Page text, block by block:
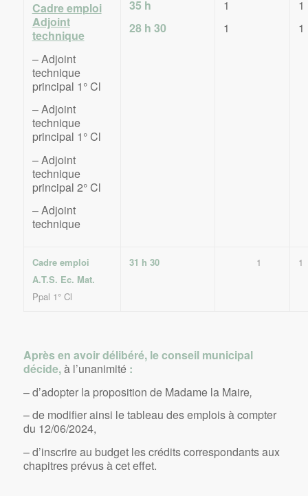
Cadre emploi
Adjoint
technique
– Adjoint
technique
principal 1° Cl
– Adjoint
technique
principal 1° Cl
– Adjoint
technique
principal 2° Cl
– Adjoint
technique
35 h
28 h 30
1
1
1
1
Cadre emploi
A.T.S. Ec. Mat.
Ppal 1° Cl
31 h 30 1 1
Après en avoir délibéré, le conseil municipal
décide,à l’unanimité:
– d’adopter la proposition de Madame la Maire,
– de modifier ainsi le tableau des emplois à compter
du 12/06/2024,
– d’inscrire au budget les crédits correspondants aux
chapitres prévus à cet effet.